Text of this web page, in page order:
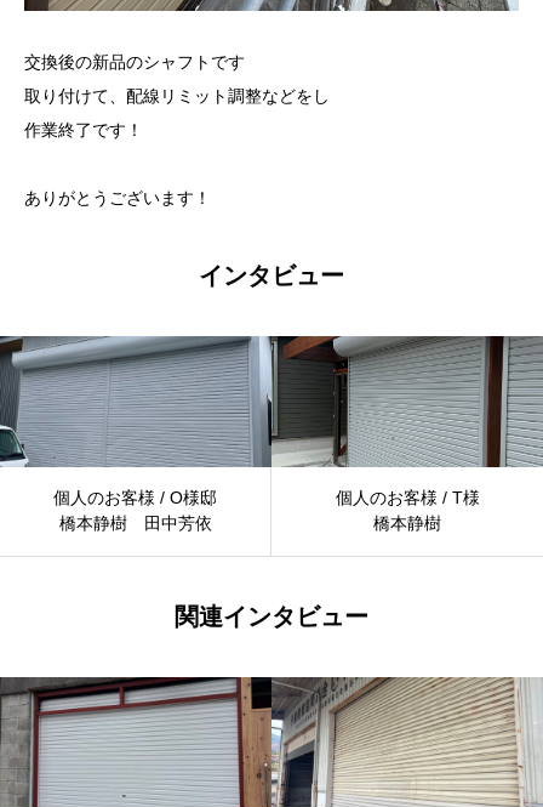
交換後の新品のシャフトです
取り付けて、配線リミット調整などをし
作業終了です！
ありがとうございます！
インタビュー
個人のお客様 / O様邸
橋本静樹 田中芳依
個人のお客様 / T様
橋本静樹
関連インタビュー